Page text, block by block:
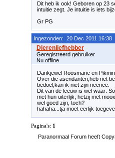
Dit heb ik ook! Geboren op 23
intuitie zegt. Je intuitie is iets
Gr PG
Ingezonden: 20 Dec 2011 16:38
Geregistreerd gebruiker
Nu offline
Dankjewel Roosmarie en
Over die asendanten,heb net
bedoel,kan ik niet zijn neenee.
Dit van de leeuw is wel waar:
met hun uiterlijk, hetzij met
wel goed zijn, toch?
hahaha...tja moet eerlijk
Pagina's: 1
Paranormaal Forum heeft